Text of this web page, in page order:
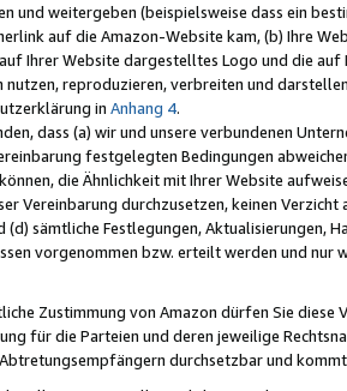
und weitergeben (beispielsweise dass ein
auf die Amazon-Website kam, (b) Ihre
Ihrer Website dargestelltes Logo und die
nutzen, reproduzieren, verbreiten und
in Anhang 4.
dass (a) wir und unsere verbundenen
festgelegten Bedingungen
die Ähnlichkeit mit Ihrer Website
Vereinbarung durchzusetzen, keinen
sämtliche Festlegungen, Aktualisierungen,
vorgenommen bzw. erteilt werden und
Zustimmung von Amazon dürfen Sie
für die Parteien und deren jeweilige
durchsetzbar und